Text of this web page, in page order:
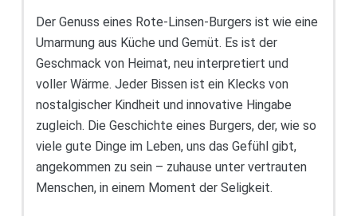
Der Genuss eines Rote-Linsen-Burgers ist wie eine
Umarmung aus Küche und Gemüt. Es ist der
Geschmack von Heimat, neu interpretiert und
voller Wärme. Jeder Bissen ist ein Klecks von
nostalgischer Kindheit und innovative Hingabe
zugleich. Die Geschichte eines Burgers, der, wie so
viele gute Dinge im Leben, uns das Gefühl gibt,
angekommen zu sein – zuhause unter vertrauten
Menschen, in einem Moment der Seligkeit.